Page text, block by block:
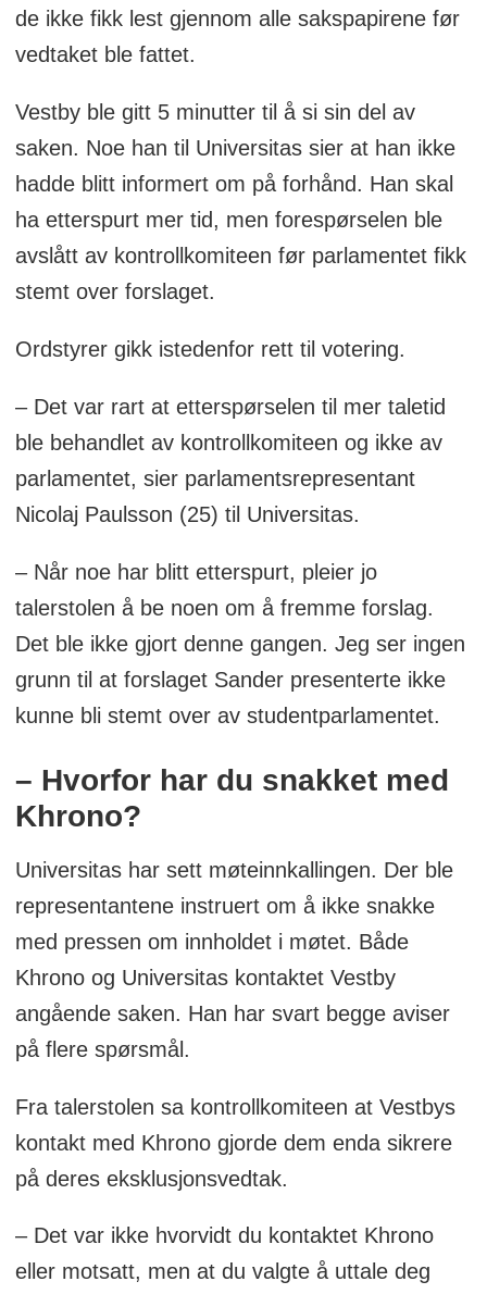
de ikke fikk lest gjennom alle sakspapirene før
vedtaket ble fattet.
Vestby ble gitt 5 minutter til å si sin del av
saken. Noe han til Universitas sier at han ikke
hadde blitt informert om på forhånd. Han skal
ha etterspurt mer tid, men forespørselen ble
avslått av kontrollkomiteen før parlamentet fikk
stemt over forslaget.
Ordstyrer gikk istedenfor rett til votering.
– Det var rart at etterspørselen til mer taletid
ble behandlet av kontrollkomiteen og ikke av
parlamentet, sier parlamentsrepresentant
Nicolaj Paulsson (25) til Universitas.
– Når noe har blitt etterspurt, pleier jo
talerstolen å be noen om å fremme forslag.
Det ble ikke gjort denne gangen. Jeg ser ingen
grunn til at forslaget Sander presenterte ikke
kunne bli stemt over av studentparlamentet.
– Hvorfor har du snakket med
Khrono?
Universitas har sett møteinnkallingen. Der ble
representantene instruert om å ikke snakke
med pressen om innholdet i møtet. Både
Khrono og Universitas kontaktet Vestby
angående saken. Han har svart begge aviser
på flere spørsmål.
Fra talerstolen sa kontrollkomiteen at Vestbys
kontakt med Khrono gjorde dem enda sikrere
på deres eksklusjonsvedtak.
– Det var ikke hvorvidt du kontaktet Khrono
eller motsatt, men at du valgte å uttale deg